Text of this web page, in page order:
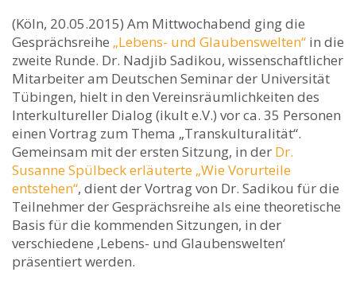
(Köln, 20.05.2015) Am Mittwochabend ging die
Gesprächsreihe „Lebens- und Glaubenswelten“ in die
zweite Runde. Dr. Nadjib Sadikou, wissenschaftlicher
Mitarbeiter am Deutschen Seminar der Universität
Tübingen, hielt in den Vereinsräumlichkeiten des
Interkultureller Dialog (ikult e.V.) vor ca. 35 Personen
einen Vortrag zum Thema „Transkulturalität“.
Gemeinsam mit der ersten Sitzung, in der Dr.
Susanne Spülbeck erläuterte „Wie Vorurteile
entstehen“, dient der Vortrag von Dr. Sadikou für die
Teilnehmer der Gesprächsreihe als eine theoretische
Basis für die kommenden Sitzungen, in der
verschiedene ‚Lebens- und Glaubenswelten‘
präsentiert werden.